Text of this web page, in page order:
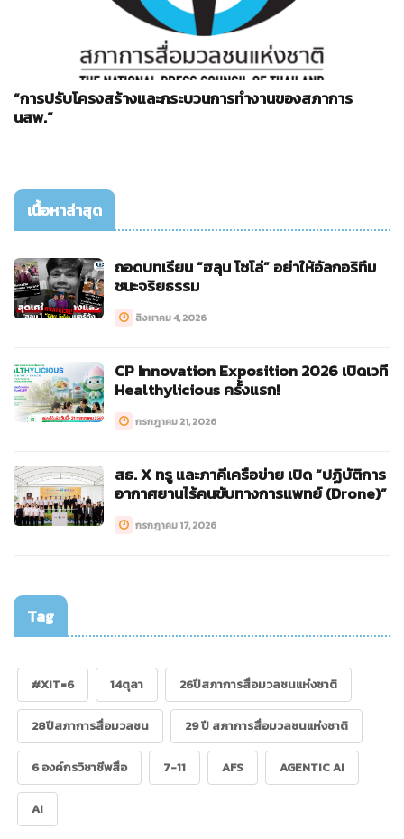
“การปรับโครงสร้างและกระบวนการทำงานของสภาการ
นสพ.”
เนื้อหาล่าสุด
ถอดบทเรียน “ฮลุน โซโล่” อย่าให้อัลกอริทึม
ชนะจริยธรรม
สิงหาคม 4, 2026
CP Innovation Exposition 2026 เปิดเวที
Healthylicious ครั้งแรก!
กรกฎาคม 21, 2026
สธ. X ทรู และภาคีเครือข่าย เปิด “ปฏิบัติการ
อากาศยานไร้คนขับทางการแพทย์ (Drone)”
กรกฎาคม 17, 2026
Tag
#XIT=6 14ตุลา 26ปีสภาการสื่อมวลชนแห่งชาติ
28ปีสภาการสื่อมวลชน 29 ปี สภาการสื่อมวลชนแห่งชาติ
6 องค์กรวิชาชีพสื่อ 7-11 AFS AGENTIC AI
AI